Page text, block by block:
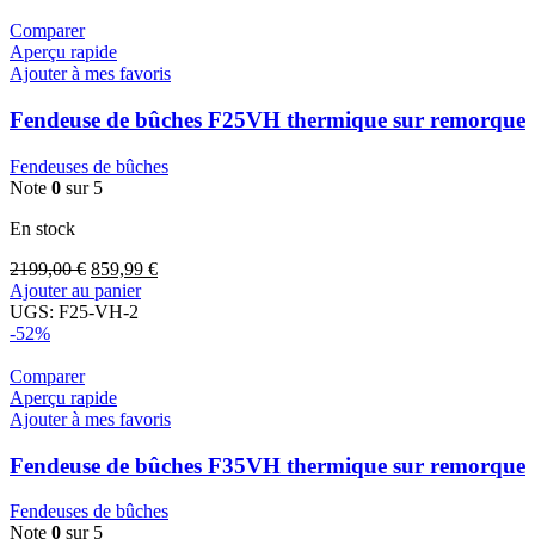
Comparer
Aperçu rapide
Ajouter à mes favoris
Fendeuse de bûches F25VH thermique sur remorque
Fendeuses de bûches
Note 0 sur 5
En stock
2199,00€ 859,99 €
Ajouter au panier
UGS: F25-VH-2
-52%
Comparer
Aperçu rapide
Ajouter à mes favoris
Fendeuse de bûches F35VH thermique sur remorque
Fendeuses de bûches
Note 0 sur 5